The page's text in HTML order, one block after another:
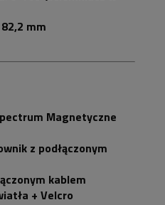
mm
Magnetyczne
z podłączonym
kablem
+ Velcro